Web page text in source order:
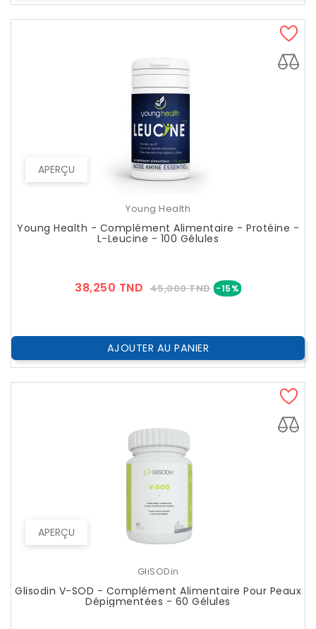
APERÇU
Young Health
Young Health - Complément Alimentaire - Protéine -
L-Leucine - 100 Gélules
38,250 TND Prix
45,000 TND -15%Prix
AJOUTER AU PANIER
APERÇU
GliSODin
Glisodin V-SOD - Complément Alimentaire Pour Peaux
Dépigmentées - 60 Gélules